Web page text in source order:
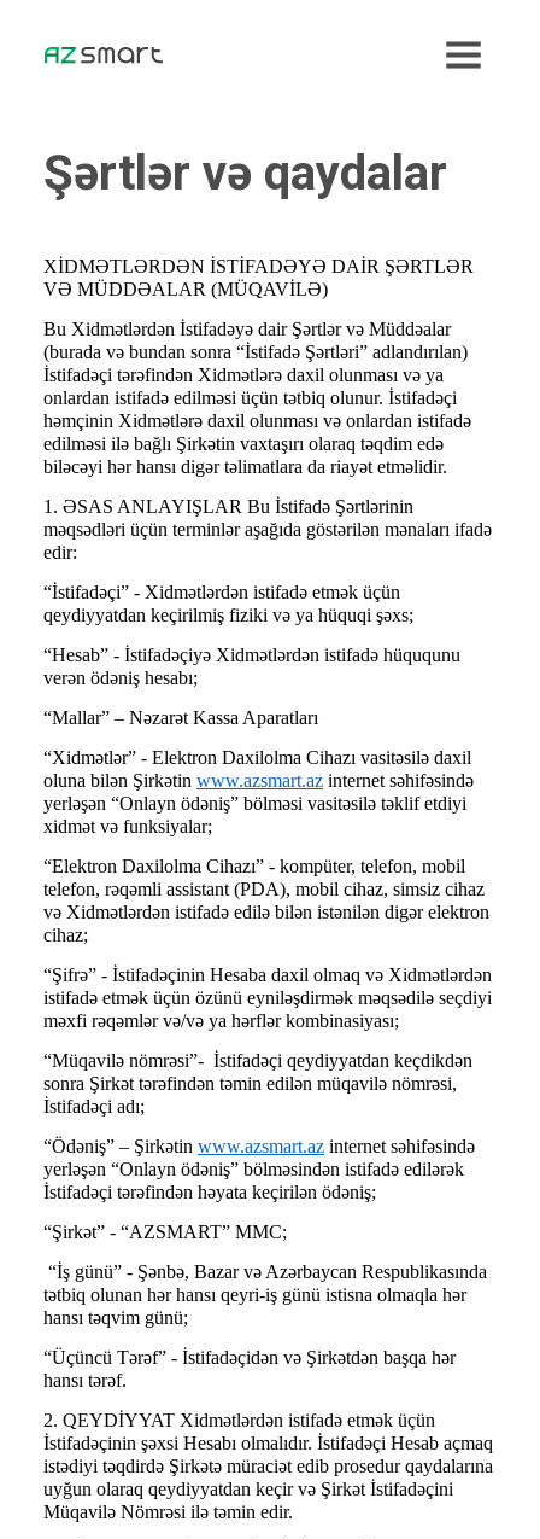
Şərtlər və qaydalar
XİDMƏTLƏRDƏN İSTİFADƏYƏ DAİR ŞƏRTLƏR
VƏ MÜDDƏALAR (MÜQAVİLƏ)
Bu Xidmətlərdən İstifadəyə dair Şərtlər və Müddəalar
(burada və bundan sonra “İstifadə Şərtləri” adlandırılan)
İstifadəçi tərəfindən Xidmətlərə daxil olunması və ya
onlardan istifadə edilməsi üçün tətbiq olunur. İstifadəçi
həmçinin Xidmətlərə daxil olunması və onlardan istifadə
edilməsi ilə bağlı Şirkətin vaxtaşırı olaraq təqdim edə
biləcəyi hər hansı digər təlimatlara da riayət etməlidir.
1. ƏSAS ANLAYIŞLAR Bu İstifadə Şərtlərinin
məqsədləri üçün terminlər aşağıda göstərilən mənaları ifadə
edir:
“İstifadəçi” - Xidmətlərdən istifadə etmək üçün
qeydiyyatdan keçirilmiş fiziki və ya hüquqi şəxs;
“Hesab” - İstifadəçiyə Xidmətlərdən istifadə hüququnu
verən ödəniş hesabı;
“Mallar” – Nəzarət Kassa Aparatları
“Xidmətlər” - Elektron Daxilolma Cihazı vasitəsilə daxil
oluna bilən Şirkətin www.azsmart.az internet səhifəsində
yerləşən “Onlayn ödəniş” bölməsi vasitəsilə təklif etdiyi
xidmət və funksiyalar;
“Elektron Daxilolma Cihazı” - kompüter, telefon, mobil
telefon, rəqəmli assistant (PDA), mobil cihaz, simsiz cihaz
və Xidmətlərdən istifadə edilə bilən istənilən digər elektron
cihaz;
“Şifrə” - İstifadəçinin Hesaba daxil olmaq və Xidmətlərdən
istifadə etmək üçün özünü eyniləşdirmək məqsədilə seçdiyi
məxfi rəqəmlər və/və ya hərflər kombinasiyası;
“Müqavilə nömrəsi”- İstifadəçi qeydiyyatdan keçdikdən
sonra Şirkət tərəfindən təmin edilən müqavilə nömrəsi,
İstifadəçi adı;
“Ödəniş” – Şirkətin www.azsmart.az internet səhifəsində
yerləşən “Onlayn ödəniş” bölməsindən istifadə edilərək
İstifadəçi tərəfindən həyata keçirilən ödəniş;
“Şirkət” - “AZSMART” MMC;
“İş günü” - Şənbə, Bazar və Azərbaycan Respublikasında
tətbiq olunan hər hansı qeyri-iş günü istisna olmaqla hər
hansı təqvim günü;
“Üçüncü Tərəf” - İstifadəçidən və Şirkətdən başqa hər
hansı tərəf.
2. QEYDİYYAT Xidmətlərdən istifadə etmək üçün
İstifadəçinin şəxsi Hesabı olmalıdır. İstifadəçi Hesab açmaq
istədiyi təqdirdə Şirkətə müraciət edib prosedur qaydalarına
uyğun olaraq qeydiyyatdan keçir və Şirkət İstifadəçini
Müqavilə Nömrəsi ilə təmin edir.